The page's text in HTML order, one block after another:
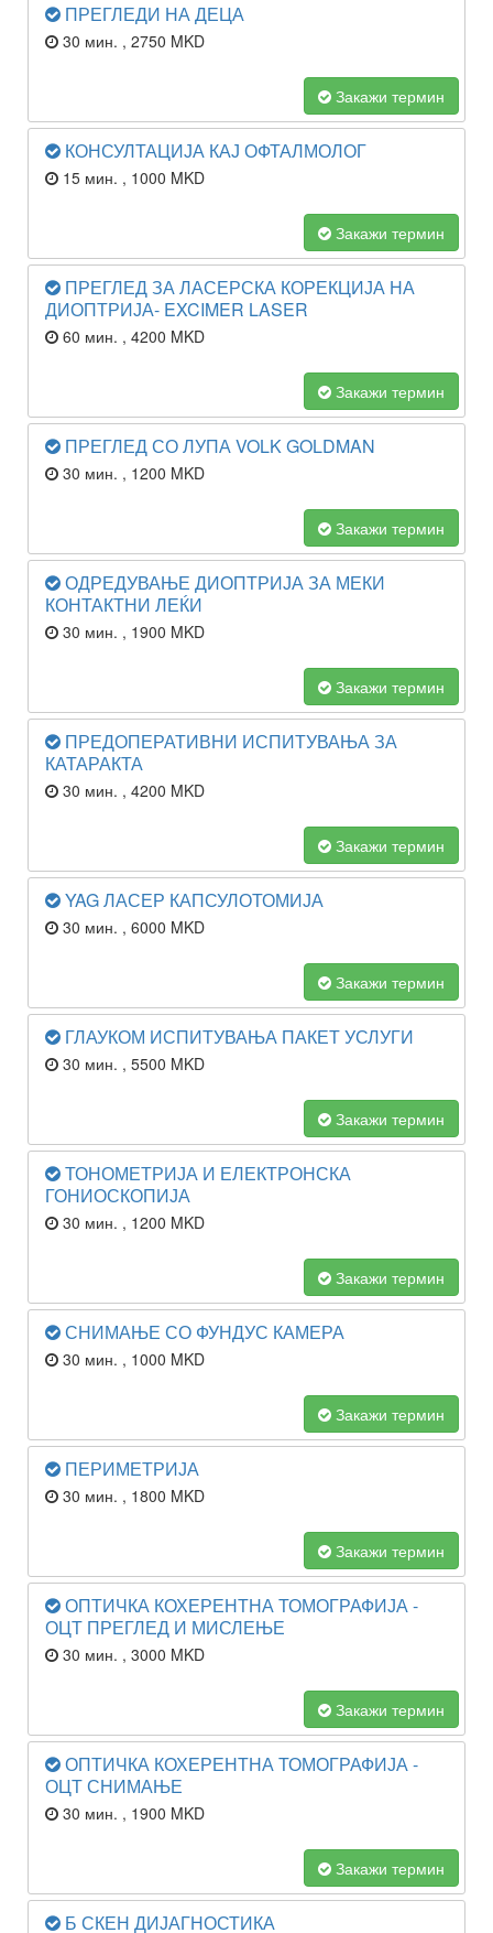
ПРЕГЛЕДИ НА ДЕЦА
30 мин. , 2750 MKD
Закажи термин
КОНСУЛТАЦИЈА КАЈ ОФТАЛМОЛОГ
15 мин. , 1000 MKD
Закажи термин
ПРЕГЛЕД ЗА ЛАСЕРСКА КОРЕКЦИЈА НА
ДИОПТРИЈА- EXCIMER LASER
60 мин. , 4200 MKD
Закажи термин
ПРЕГЛЕД СО ЛУПА VOLK GOLDMAN
30 мин. , 1200 MKD
Закажи термин
ОДРЕДУВАЊЕ ДИОПТРИЈА ЗА МЕКИ
КОНТАКТНИ ЛЕЌИ
30 мин. , 1900 MKD
Закажи термин
ПРЕДОПЕРАТИВНИ ИСПИТУВАЊА ЗА
КАТАРАКТА
30 мин. , 4200 MKD
Закажи термин
YAG ЛАСЕР КАПСУЛОТОМИЈА
30 мин. , 6000 MKD
Закажи термин
ГЛАУКОМ ИСПИТУВАЊА ПАКЕТ УСЛУГИ
30 мин. , 5500 MKD
Закажи термин
ТОНОМЕТРИЈА И ЕЛЕКТРОНСКА
ГОНИОСКОПИЈА
30 мин. , 1200 MKD
Закажи термин
СНИМАЊЕ СО ФУНДУС КАМЕРА
30 мин. , 1000 MKD
Закажи термин
ПЕРИМЕТРИЈА
30 мин. , 1800 MKD
Закажи термин
ОПТИЧКА КОХЕРЕНТНА ТОМОГРАФИЈА -
ОЦТ ПРЕГЛЕД И МИСЛЕЊЕ
30 мин. , 3000 MKD
Закажи термин
ОПТИЧКА КОХЕРЕНТНА ТОМОГРАФИЈА -
ОЦТ СНИМАЊЕ
30 мин. , 1900 MKD
Закажи термин
Б СКЕН ДИЈАГНОСТИКА